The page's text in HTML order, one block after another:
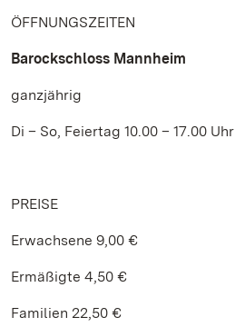
ÖFFNUNGSZEITEN
Barockschloss Mannheim
ganzjährig
Di – So, Feiertag 10.00 – 17.00 Uhr
PREISE
Erwachsene 9,00 €
Ermäßigte 4,50 €
Familien 22,50 €